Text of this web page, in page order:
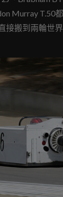
Murray T.50
接搬到兩輪世